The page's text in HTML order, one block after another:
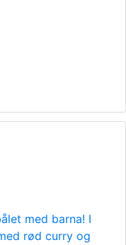
med barna! I
rød curry og